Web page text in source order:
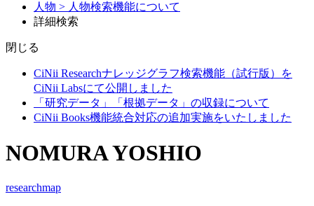
人物 > 人物検索機能について
詳細検索
閉じる
CiNii Researchナレッジグラフ検索機能（試行版）を
CiNii Labsにて公開しました
「研究データ」「根拠データ」の収録について
CiNii Books機能統合対応の追加実施をいたしました
NOMURA YOSHIO
researchmap